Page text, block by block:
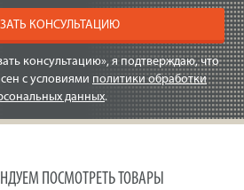
КОНСУЛЬТАЦИЮ
консультацию», я подтверждаю, что
с условиями политики обработки
данных.
ПОСМОТРЕТЬ ТОВАРЫ